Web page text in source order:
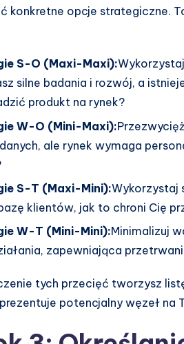
konkretne opcje strategiczne.
S-O (Maxi-Maxi):
silne badania i rozwój, a
produkt na rynek?
W-O (Mini-Maxi):
ale rynek wymaga
S-T (Maxi-Mini):Wykorzystaj
klientów, jak to chroni Cię
W-T (Mini-Mini):Minimalizuj
zapewniająca
tych przecięć tworzysz
potencjalny węzeł na